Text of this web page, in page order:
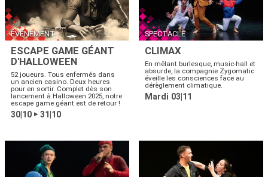
ÉVÉNEMENT
ESCAPE GAME GÉANT
D'HALLOWEEN
52 joueurs. Tous enfermés dans
un ancien casino. Deux heures
pour en sortir. Complet dès son
lancement à Halloween 2025, notre
escape game géant est de retour !
30|10 ▶31|10
SPECTACLE
CLIMAX
En mêlant burlesque, music-hall et
absurde, la compagnie Zygomatic
éveille les consciences face au
dérèglement climatique.
Mardi 03|11